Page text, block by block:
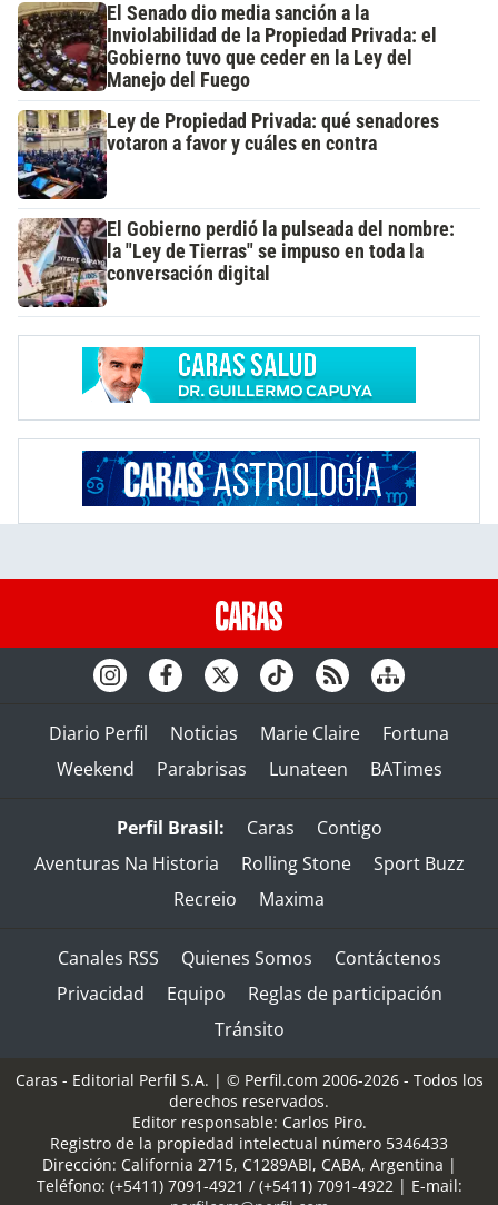
El Senado dio media sanción a la
Inviolabilidad de la Propiedad Privada: el
Gobierno tuvo que ceder en la Ley del
Manejo del Fuego
Ley de Propiedad Privada: qué senadores
votaron a favor y cuáles en contra
El Gobierno perdió la pulseada del nombre:
la "Ley de Tierras" se impuso en toda la
conversación digital
Diario Perfil Noticias Marie Claire
Fortuna
Weekend
Parabrisas Lunateen BATimes
Perfil Brasil: Caras
Contigo
Aventuras Na Historia
Rolling Stone
Sport Buzz
Recreio
Maxima
Canales RSS Quienes Somos
Contáctenos
Privacidad
Equipo
Reglas de participación
Tránsito
Caras - Editorial Perfil S.A. | © Perfil.com 2006-2026 - Todos los
derechos reservados.
Editor responsable: Carlos Piro.
Registro de la propiedad intelectual número 5346433
Dirección: California 2715, C1289ABI, CABA, Argentina |
Teléfono: (+5411) 7091-4921 / (+5411) 7091-4922| E-mail: